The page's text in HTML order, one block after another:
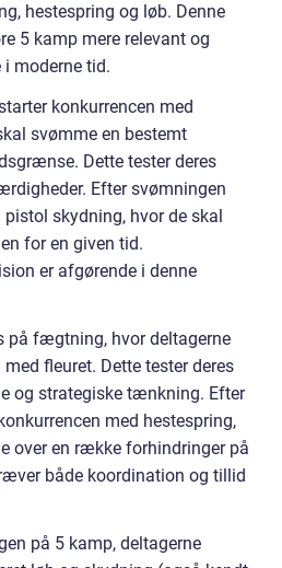
hestespring og løb. Denne
5 kamp mere relevant og
moderne tid.
konkurrencen med
svømme en bestemt
Dette tester deres
Efter svømningen
skydning, hvor de skal
for en given tid.
er afgørende i denne
på fægtning, hvor deltagerne
fleuret. Dette tester deres
og strategiske tænkning. Efter
med hestespring,
over en række forhindringer på
både koordination og tillid
på 5 kamp, deltagerne